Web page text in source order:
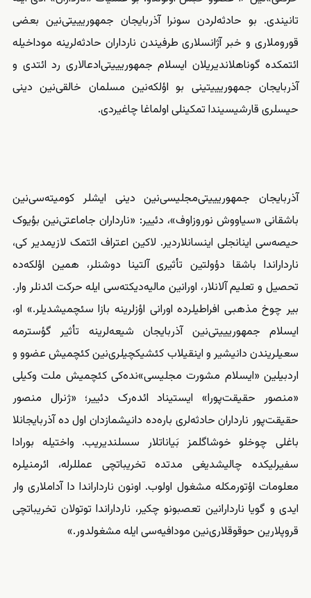
تانیندی. بو حادثه‌‌‌لردن سونرا آذربایجان جمهوریییتی‌نین بعضی
قوروملاری و خبر آژانسلاری طرفیندن نارداران حادثه‌‌‌لرینه موداخیله
ائتمکده گوناهلاندیریلان ایسلام جمهوریییتی‌ادعالاری رد ائتدی و
آذربایجان جمهوریییتینی بو اؤلکه‌نین مسلمان خالقی‌نین دینی
حیسلری قارشیسیندا تمکینلی اولماغا چاغیردی.
آذربایجان جمهوریییتی‌مجلیسی‌نین دینی ایشلر کومیته‌سی‌نین
باشقانی «سیاووش نوروزاوف»، دئییر: «نارداران جاماعتی‌نین بؤیوک
حیصه‌‌‌سی اینانجلی اینسانلاردیر. لاکین اعتراف ائتمک لازیمدیر کی،
نارداراندا باشقا دؤولتین تأثیری آلتینا دوشنلر، همین اؤلکه‌ده
تحصیل و تعلیم آلانلار، اورانین مالیه‌‌دیکته‌سی ایله حرکت ائدنلر وار.
بیر چوخ مذهبی افراطیلرده اورانی اؤزلرینه بازا سئچمیشدیلر.» او،
ایسلام جمهوریییتی‌‌نین آذربایجان شیعه‌‌‌لرینه تأثیر گؤسترمه
سعیلریندن دانیشیر و اینقیلاب کئشیکچیلری‌نین کئچمیش عضوو و
اردبیلین «ایسلام مشورت مجلیسی»نده‌کی کئچمیش ملت وکیلی
«منصور حقیقت‌پورا» ایستیناد ائده‌رک دئییر؛ «ژنرال منصور
حقیقت‌پور نارداران حادثه‌‌‌لری باره‌ده دانیشمازدان اول ده آذربایجانلا
باغلی چوخلو خوشاگلمز بَیاناتلار سسلندیریب. واختیله بورادا
سفیرلیکده چالیشدیغی مدتده تخریباتچی عمللرله، ائرمنیلره
معلومات اؤتورمکله مشغول اولوب. اونون نارداراندا دا آداملاری وار
ایدی و گویا ناردارانین تعصبونو چکیر، نارداراندا توتولان تخریباتچی
قروپلارین حوقوقلاری‌نین مودافیه‌سی ایله مشغولدور.»